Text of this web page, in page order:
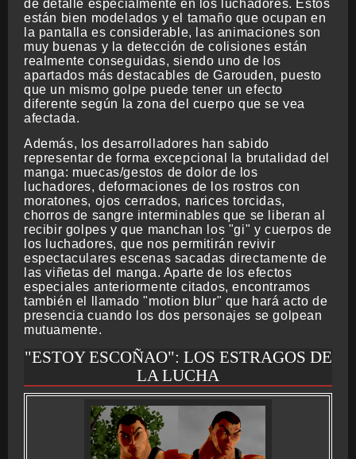
de detalle especialmente en los luchadores. Estos
están bien modelados y el tamaño que ocupan en
la pantalla es considerable, las animaciones son
muy buenas y la detección de colisiones están
realmente conseguidas, siendo uno de los
apartados más destacables de Garouden, puesto
que un mismo golpe puede tener un efecto
diferente según la zona del cuerpo que se vea
afectada.
Además, los desarrolladores han sabido
representar de forma excepcional la brutalidad del
manga: muecas/gestos de dolor de los
luchadores, deformaciones de los rostros con
moratones, ojos cerrados, narices torcidas,
chorros de sangre interminables que se liberan al
recibir golpes y que manchan los "gi" y cuerpos de
los luchadores, que nos permitirán revivir
espectaculares escenas sacadas directamente de
las viñetas del manga. Aparte de los efectos
especiales anteriormente citados, encontramos
también el llamado "motion blur" que hará acto de
presencia cuando los dos personajes se golpean
mutuamente.
"ESTOY ESCOÑAO": LOS ESTRAGOS DE
LA LUCHA